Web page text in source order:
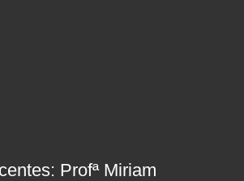
Profª Miriam